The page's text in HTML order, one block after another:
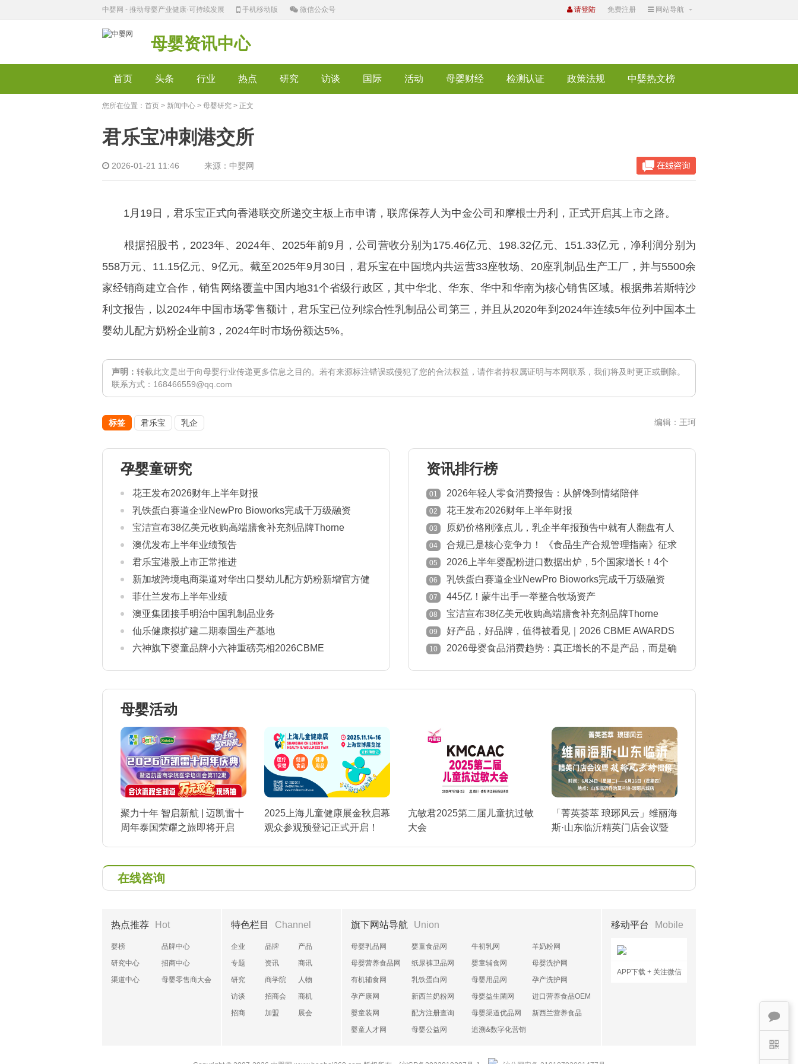
中婴网 - 推动母婴产业健康·可持续发展 手机移动版 微信公众号 请登陆 免费注册 网站导航
母婴资讯中心
首页 头条 行业 热点 研究 访谈 国际 活动 母婴财经 检测认证 政策法规 中婴热文榜
您所在位置： 首页 > 新闻中心 > 母婴研究 > 正文
君乐宝冲刺港交所
2026-01-21 11:46 来源：中婴网
1月19日，君乐宝正式向香港联交所递交主板上市申请，联席保荐人为中金公司和摩根士丹利，正式开启其上市之路。
根据招股书，2023年、2024年、2025年前9月，公司营收分别为175.46亿元、198.32亿元、151.33亿元，净利润分别为
558万元、11.15亿元、9亿元。截至2025年9月30日，君乐宝在中国境内共运营33座牧场、20座乳制品生产工厂，并与5500余
家经销商建立合作，销售网络覆盖中国内地31个省级行政区，其中华北、华东、华中和华南为核心销售区域。根据弗若斯特沙
利文报告，以2024年中国市场零售额计，君乐宝已位列综合性乳制品公司第三，并且从2020年到2024年连续5年位列中国本土
婴幼儿配方奶粉企业前3，2024年时市场份额达5%。
声明： 转载此文是出于向母婴行业传递更多信息之目的。若有来源标注错误或侵犯了您的合法权益，请作者持权属证明与本网联系，我们将及时更正或删除。
联系方式：168466559@qq.com
标签 君乐宝 乳企 编辑：王珂
孕婴童研究
花王发布2026财年上半年财报
乳铁蛋白赛道企业NewPro Bioworks完成千万级融资
宝洁宣布38亿美元收购高端膳食补充剂品牌Thorne
澳优发布上半年业绩预告
君乐宝港股上市正常推进
新加坡跨境电商渠道对华出口婴幼儿配方奶粉新增官方健
康证书通关要求
菲仕兰发布上半年业绩
澳亚集团接手明治中国乳制品业务
仙乐健康拟扩建二期泰国生产基地
六神旗下婴童品牌小六神重磅亮相2026CBME
资讯排行榜
01 2026年轻人零食消费报告：从解馋到情绪陪伴
02 花王发布2026财年上半年财报
03
原奶价格刚涨点儿，乳企半年报预告中就有人翻盘有人
退市
04
合规已是核心竞争力！ 《食品生产合规管理指南》征求
意见
05
2026上半年婴配粉进口数据出炉，5个国家增长！4个
国家下降！
06 乳铁蛋白赛道企业NewPro Bioworks完成千万级融资
07 445亿！蒙牛出手一举整合牧场资产
08 宝洁宣布38亿美元收购高端膳食补充剂品牌Thorne
09
好产品，好品牌，值得被看见｜2026 CBME AWARDS
中国孕婴童产业奖获奖榜单揭晓
10
2026母婴食品消费趋势：真正增长的不是产品，而是确
母婴活动
聚力十年 智启新航 | 迈凯雷十
周年泰国荣耀之旅即将开启
2025上海儿童健康展金秋启幕
观众参观预登记正式开启！
亢敏君2025第二届儿童抗过敏
大会
「菁英荟萃 琅琊风云」维丽海
斯·山东临沂精英门店会议暨
在线咨询
热点推荐 Hot
婴榜
品牌中心
研究中心
招商中心
渠道中心
母婴零售商大会
特色栏目 Channel
企业 品牌
产品
专题
资讯
商讯
研究
商学院
人物
访谈
招商会
商机
招商
加盟 展会
旗下网站导航 Union
母婴乳品网 婴童食品网 牛初乳网
羊奶粉网
母婴营养食品网
纸尿裤卫品网 婴童辅食网
母婴洗护网
有机辅食网
乳铁蛋白网 母婴用品网
孕产洗护网
孕产康网
新西兰奶粉网 母婴益生菌网
进口营养食品OEM
婴童装网
配方注册查询 母婴渠道优品网
新西兰营养食品
婴童人才网 母婴公益网 追溯&数字化营销
移动平台 Mobile
APP下载 + 关注微信